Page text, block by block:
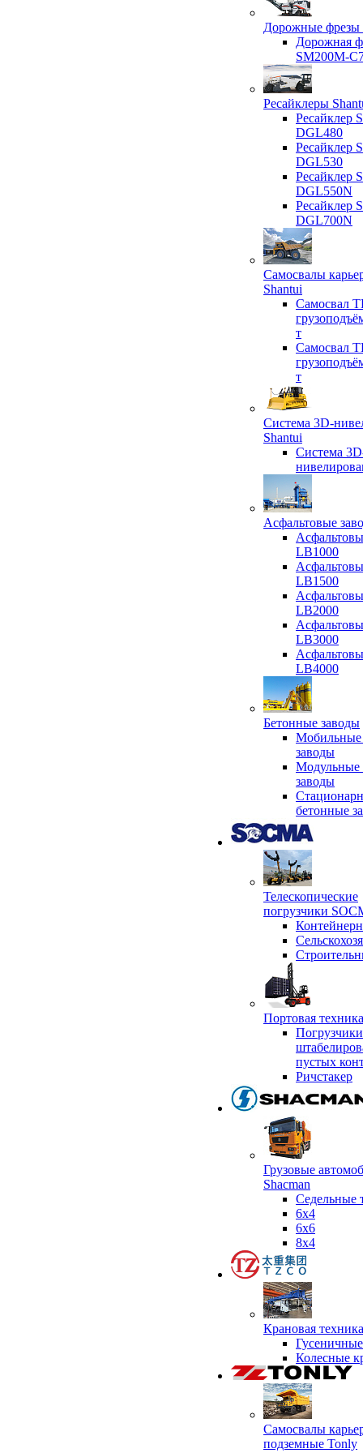
Дорожные фрезы
Дорожная
SM200M-
Ресайклеры
Ресайклер
DGL480
Ресайклер
DGL530
Ресайклер
DGL550N
Ресайклер
DGL700N
Самосвалы
Shantui
Самосвал
т
Самосвал
т
Система 3D-
Shantui
Система
Асфальтовые
LB1000
LB1500
LB2000
LB3000
LB4000
Бетонные заводы
Мобильные
заводы
Модульные
заводы
бетонные
Телескопические
погрузчики
Портовая
пустых
Ричстакер
Грузовые
Shacman
Седельные
6х4
6x6
8x4
Крановая
Колесные
Самосвалы
подземные Tonly